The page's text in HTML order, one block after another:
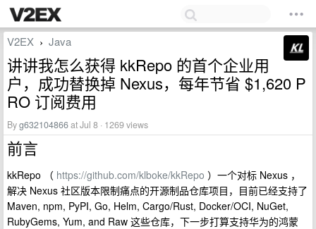
V2EX › Java
讲讲我怎么获得 kkRepo 的首个企业用
户，成功替换掉 Nexus，每年节省 $1,620 P
RO 订阅费用
Byg632104866at Jul 8 · 1269 views
前言
kkRepo （ https://github.com/klboke/kkRepo ）一个对标 Nexus ，
解决 Nexus 社区版本限制痛点的开源制品仓库项目，目前已经支持了
Maven, npm, PyPI, Go, Helm, Cargo/Rust, Docker/OCI, NuGet,
RubyGems, Yum, and Raw 这些仓库，下一步打算支持华为的鸿蒙